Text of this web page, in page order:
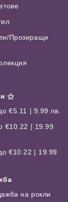
Прозиращи
⚝
€5.11 | 9.99 лв.
€10.22 | 19.99
€10.22 | 19.99
на рокли